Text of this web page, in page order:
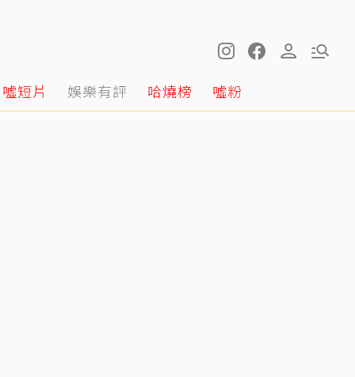
噓短片 娛樂有評 哈燒榜 噓粉